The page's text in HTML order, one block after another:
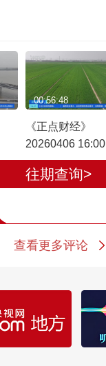
《正点财经》
20260406 16:00
00:56:48
往期查询>
查看更多评论